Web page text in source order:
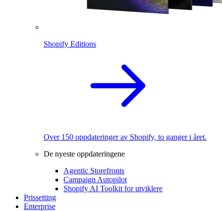
Shopify Editions
Over 150 oppdateringer av Shopify, to ganger i året.
De nyeste oppdateringene
Agentic Storefronts
Campaign Autopilot
Shopify AI Toolkit for utviklere
Prissetting
Enterprise